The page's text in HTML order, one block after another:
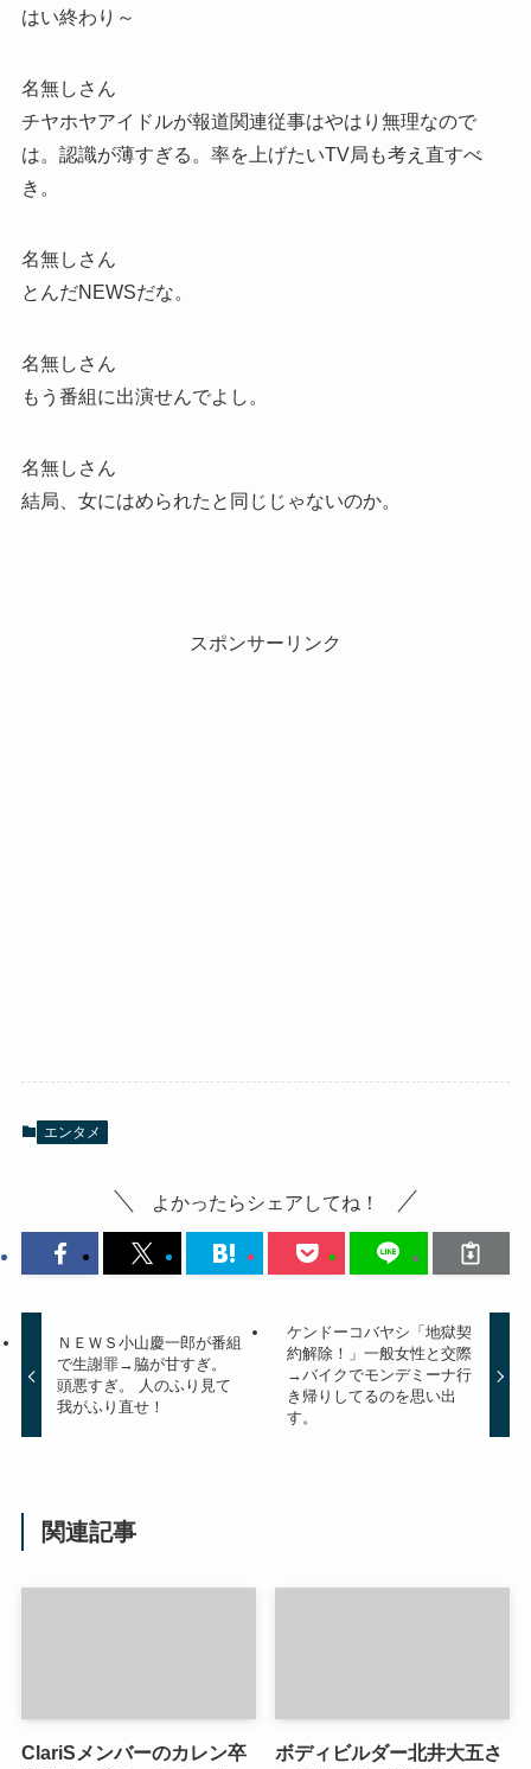
はい終わり～
名無しさん
チヤホヤアイドルが報道関連従事はやはり無理なので
は。認識が薄すぎる。率を上げたいTV局も考え直すべ
き。
名無しさん
とんだNEWSだな。
名無しさん
もう番組に出演せんでよし。
名無しさん
結局、女にはめられたと同じじゃないのか。
スポンサーリンク
エンタメ
よかったらシェアしてね！
ＮＥＷＳ小山慶一郎が番組
で生謝罪→脇が甘すぎ。
頭悪すぎ。 人のふり見て
我がふり直せ！
ケンドーコバヤシ「地獄契
約解除！」一般女性と交際
→バイクでモンデミーナ行
き帰りしてるのを思い出
す。
関連記事
ClariSメンバーのカレン卒
ボディビルダー北井大五さ